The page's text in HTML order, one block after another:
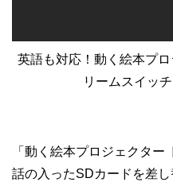
英語も対応！動く絵本プ
リームスイッ
「動く絵本プロジェクタ
話の入ったSDカードを差